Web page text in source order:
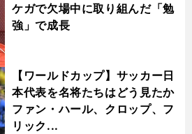
ケガで欠場中に取り組んだ「勉
強」で成長
【ワールドカップ】サッカー日
本代表を名将たちはどう見たか
ファン・ハール、クロップ、フ
リック...